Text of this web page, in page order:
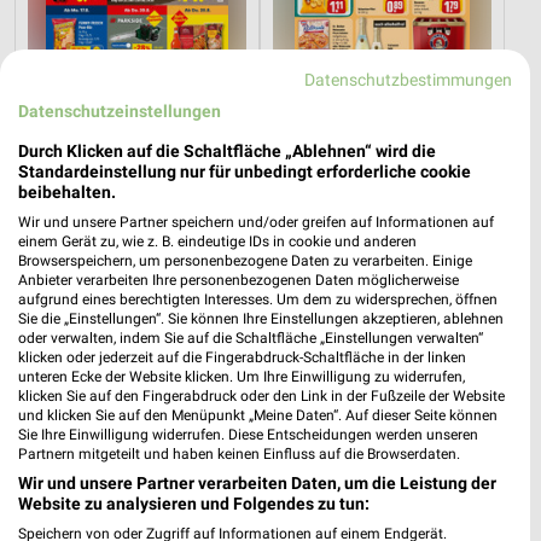
3,7 km
Angebote ab 17.08.
Gültig ab Mo. 17.08.
Angebote ab 10.08.
Gültig ab Mo. 10.08.
Kaufland PENNY
Datenschutzbestimmungen
Datenschutzeinstellungen
Durch Klicken auf die Schaltfläche „Ablehnen“ wird die
Standardeinstellung nur für unbedingt erforderliche cookie
beibehalten.
Wir und unsere Partner speichern und/oder greifen auf Informationen auf
einem Gerät zu, wie z. B. eindeutige IDs in cookie und anderen
Browserspeichern, um personenbezogene Daten zu verarbeiten. Einige
Anbieter verarbeiten Ihre personenbezogenen Daten möglicherweise
aufgrund eines berechtigten Interesses. Um dem zu widersprechen, öffnen
Sie die „Einstellungen“. Sie können Ihre Einstellungen akzeptieren, ablehnen
oder verwalten, indem Sie auf die Schaltfläche „Einstellungen verwalten“
klicken oder jederzeit auf die Fingerabdruck-Schaltfläche in der linken
unteren Ecke der Website klicken. Um Ihre Einwilligung zu widerrufen,
klicken Sie auf den Fingerabdruck oder den Link in der Fußzeile der Website
und klicken Sie auf den Menüpunkt „Meine Daten“. Auf dieser Seite können
Sie Ihre Einwilligung widerrufen. Diese Entscheidungen werden unseren
Partnern mitgeteilt und haben keinen Einfluss auf die Browserdaten.
Wir und unsere Partner verarbeiten Daten, um die Leistung der
Website zu analysieren und Folgendes zu tun:
Speichern von oder Zugriff auf Informationen auf einem Endgerät.